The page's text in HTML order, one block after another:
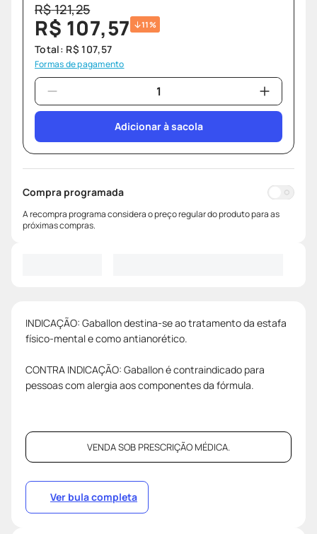
R$121,25
R$ 107,57 11%
Total: R$ 107,57
Formas de pagamento
Adicionar à sacola
Compra programada
A recompra programa considera o preço regular do produto para as
próximas compras.
INDICAÇÃO: Gaballon destina-se ao tratamento da estafa
físico-mental e como antianorético.
CONTRA INDICAÇÃO: Gaballon é contraindicado para
pessoas com alergia aos componentes da fórmula.
VENDA SOB PRESCRIÇÃO MÉDICA.
Ver bula completa